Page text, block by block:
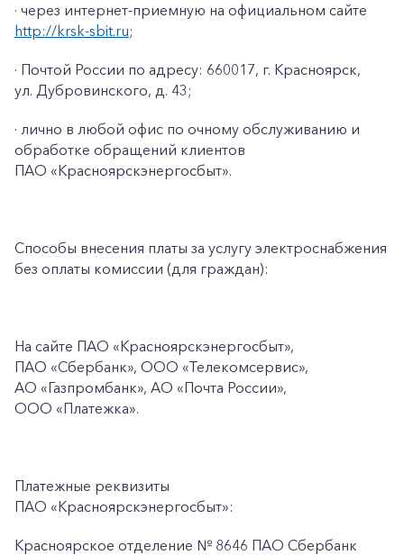
· через интернет-приемную на официальном сайте
http://krsk-sbit.ru;
· Почтой России по адресу: 660017, г. Красноярск,
ул. Дубровинского, д. 43;
· лично в любой офис по очному обслуживанию и
обработке обращений клиентов
ПАО «Красноярскэнергосбыт».
Способы внесения платы за услугу электроснабжения
без оплаты комиссии (для граждан):
На сайте ПАО «Красноярскэнергосбыт»,
ПАО «Сбербанк», ООО «Телекомсервис»,
АО «Газпромбанк», АО «Почта России»,
ООО «Платежка».
Платежные реквизиты
ПАО «Красноярскэнергосбыт»:
Красноярское отделение № 8646 ПАО Сбербанк